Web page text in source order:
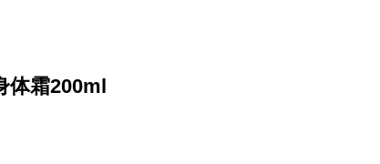
体霜200ml